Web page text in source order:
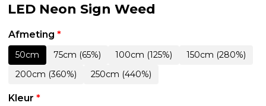
LED Neon Sign Weed
Afmeting *
50cm 75cm (65%) 100cm (125%)
150cm (280%)
200cm (360%)
250cm (440%)
Kleur *